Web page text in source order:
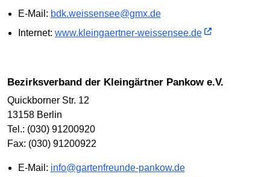
E-Mail: bdk.weissensee@gmx.de
Internet: www.kleingaertner-weissensee.de
Bezirksverband der Kleingärtner Pankow e.V.
Quickborner Str. 12
13158 Berlin
Tel.: (030) 91200920
Fax: (030) 91200922
E-Mail: info@gartenfreunde-pankow.de